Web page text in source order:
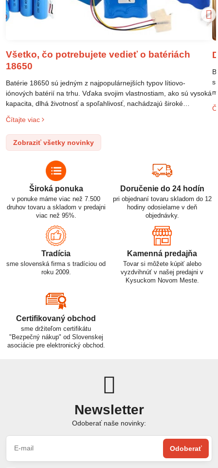
Všetko, čo potrebujete vedieť o batériách
18650
Batérie 18650 sú jedným z najpopulárnejších typov lítiovo-
iónových batérií na trhu. Vďaka svojim vlastnostiam, ako sú vysoká
kapacita, dlhá životnosť a spoľahlivosť, nachádzajú široké
po elektrické vozidlá. Pochopenie ich delenia, označovania a
správneho používania je kľúčom k ich efektívnemu a bezpečnému
využitiu.
Čítajte viac
Zobraziť všetky novinky
Široká ponuka
v ponuke máme viac než 7.500
druhov tovaru a skladom v predajni
viac než 95%.
Doručenie do 24 hodín
pri objednaní tovaru skladom do 12
hodiny odosielame v deň
objednávky.
Tradícia
sme slovenská firma s tradíciou od
roku 2009.
Kamenná predajňa
Tovar si môžete kúpiť alebo
vyzdvihnúť v našej predajni v
Kysuckom Novom Meste.
Certifikovaný obchod
sme držiteľom certifikátu
"Bezpečný nákup" od Slovenskej
asociácie pre elektronický obchod.
Newsletter
Odoberať naše novinky:
Odoberať